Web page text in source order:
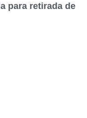
para retirada de